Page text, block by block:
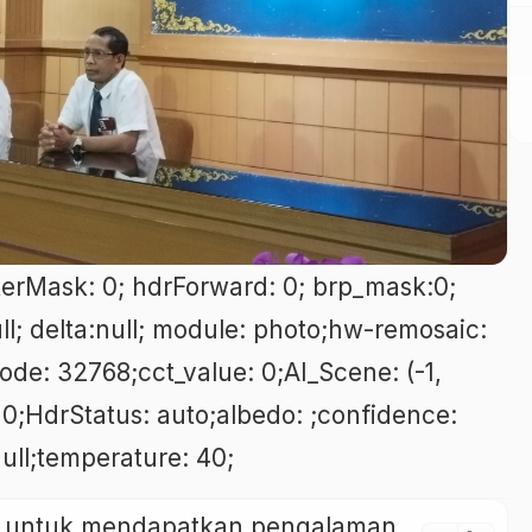
0; hdrForward: 0; brp_mask:0;
delta:null; module: photo;hw-remosaic:
32768;cct_value: 0;AI_Scene: (-1,
auto;albedo: ;confidence:
40;